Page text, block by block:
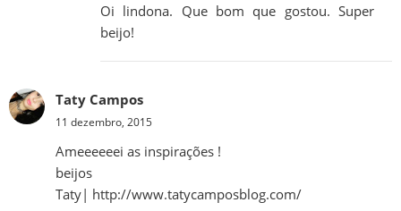
Oi lindona. Que bom que gostou. Super
beijo!
Taty Campos
11 dezembro, 2015
Ameeeeeei as inspirações !
beijos
Taty| http://www.tatycamposblog.com/